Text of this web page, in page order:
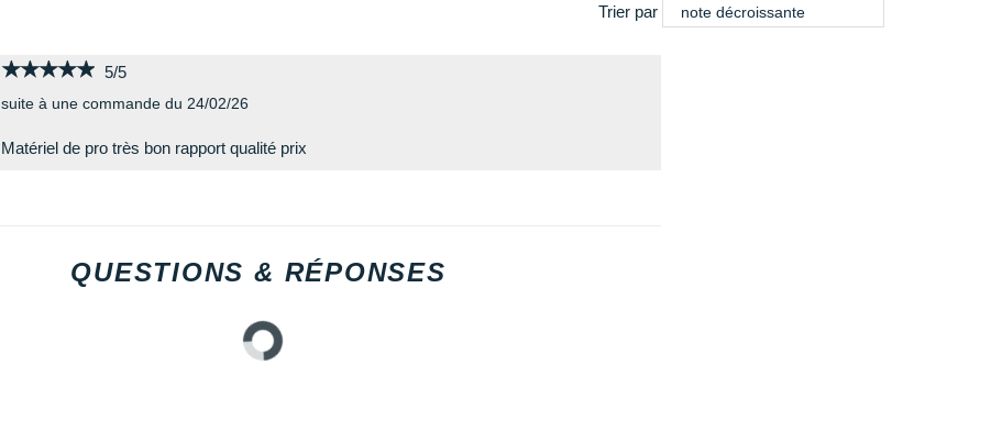
Trier par note décroissante
★★★★★
★★★★★ 5/5
suite à une commande du 24/02/26
Matériel de pro très bon rapport qualité prix
QUESTIONS & RÉPONSES